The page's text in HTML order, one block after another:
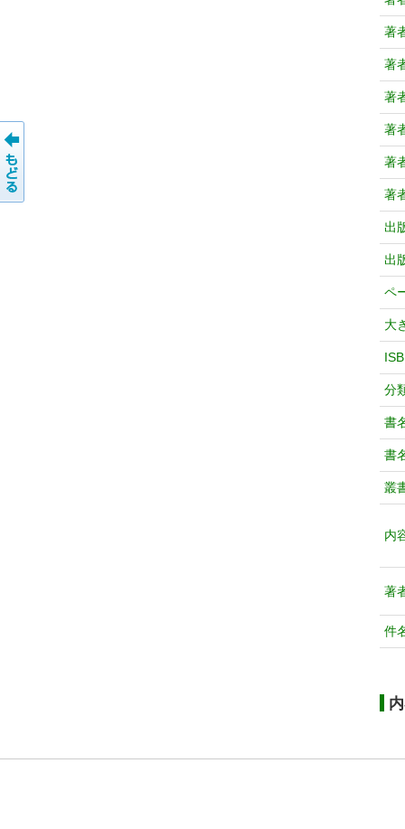
著
著
著
著
著
著
出
出
ペ
大
分
書
書
叢
内
著
件